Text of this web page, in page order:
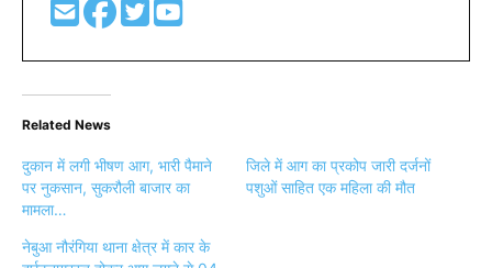
Related News
दुकान में लगी भीषण आग, भारी पैमाने
पर नुकसान, सुकरौली बाजार का
मामला…
जिले में आग का प्रकोप जारी दर्जनों
पशुओं साहित एक महिला की मौत
नेबुआ नौरंगिया थाना क्षेत्र में कार के